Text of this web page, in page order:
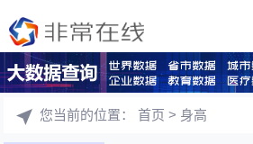
您当前的位置：首页 > 身高